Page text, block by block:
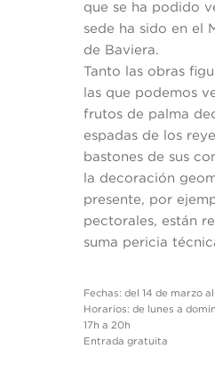
que se ha podido
sede ha sido en el
de Baviera.
Tanto las obras
las que podemos
frutos de palma
espadas de los
bastones de sus
la decoración
presente, por
pectorales, están
suma pericia
Fechas: del 14 de marzo
Horarios: de lunes a
17h a 20h
Entrada gratuita